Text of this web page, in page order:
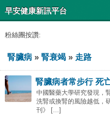
早安健康新訊平台
粉絲團按讚:
腎臟病 » 腎衰竭 » 走路
腎臟病者常步行 死
中國醫藥大學研究發現，
洗腎或換腎的風險越低，
刊》 […]